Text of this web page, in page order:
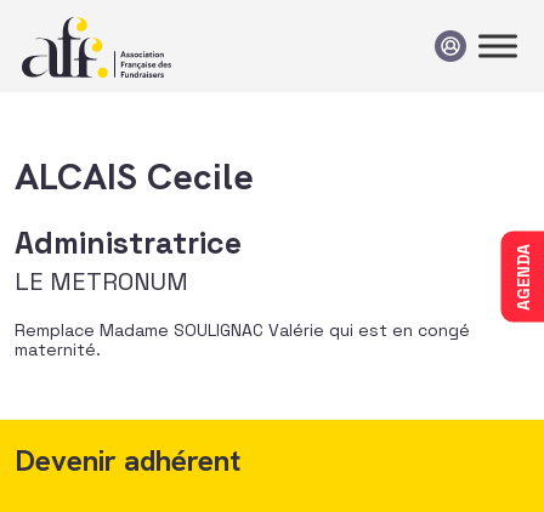
AGENDA
ALCAIS Cecile
Administratrice
LE METRONUM
Remplace Madame SOULIGNAC Valérie qui est en congé
maternité.
Devenir adhérent